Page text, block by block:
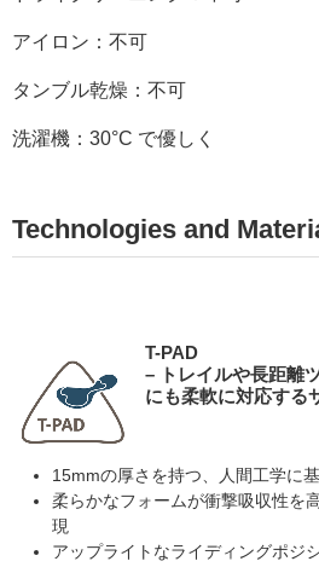
アイロン：不可
タンブル乾燥：不可
洗濯機：30°C で優しく
Technologies and
T-PAD
– トレイルや長距離
にも柔軟に対応する
15mmの厚さを持つ、人間工学に
柔らかなフォームが衝撃吸収性を
現
アップライトなライディングポジ